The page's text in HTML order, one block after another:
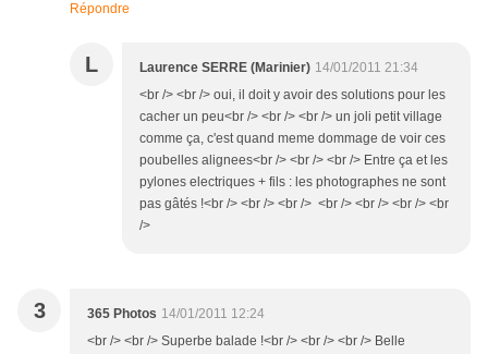
Répondre
L Laurence SERRE (Marinier) 14/01/2011 21:34
<br /> <br /> oui, il doit y avoir des solutions pour les
cacher un peu<br /> <br /> <br /> un joli petit village
comme ça, c'est quand meme dommage de voir ces
poubelles alignees<br /> <br /> <br /> Entre ça et les
pylones electriques + fils : les photographes ne sont
pas gâtés !<br /> <br /> <br /> <br /> <br /> <br /> <br
/>
3 365 Photos 14/01/2011 12:24
<br /> <br /> Superbe balade !<br /> <br /> <br /> Belle